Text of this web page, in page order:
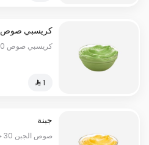
كریسبي صوص
كريسبي صوص 30 جرام
جبنة
صوص الجبن 30 جرام